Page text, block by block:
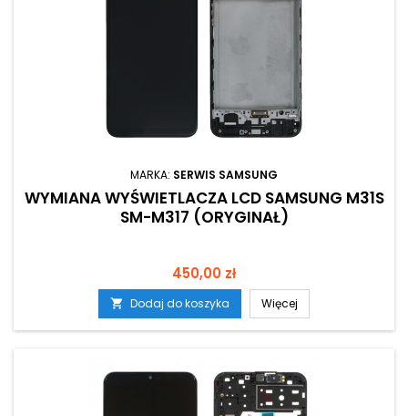
MARKA: SERWIS SAMSUNG
WYMIANA WYŚWIETLACZA LCD SAMSUNG M31S
SM-M317 (ORYGINAŁ)
Cena
450,00 zł
 Dodaj do koszyka Więcej